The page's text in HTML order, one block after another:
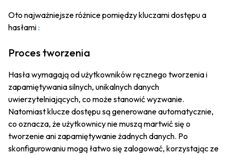
Oto najważniejsze różnice pomiędzy kluczami dostępu a
hasłami :
Proces tworzenia
Hasła wymagają od użytkowników ręcznego tworzenia i
zapamiętywania silnych, unikalnych danych
uwierzytelniających, co może stanowić wyzwanie.
Natomiast klucze dostępu są generowane automatycznie,
co oznacza, że użytkownicy nie muszą martwić się o
tworzenie ani zapamiętywanie żadnych danych. Po
skonfigurowaniu mogą łatwo się zalogować, korzystając ze